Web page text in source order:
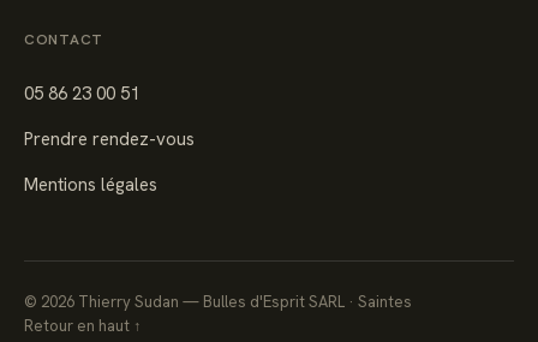
CONTACT
05 86 23 00 51
Prendre rendez-vous
Mentions légales
© 2026 Thierry Sudan — Bulles d'Esprit SARL · Saintes
Retour en haut ↑